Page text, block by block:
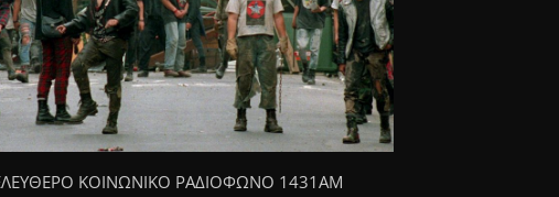
ΚΟΙΝΩΝΙΚΟ ΡΑΔΙΟΦΩΝΟ 1431ΑΜ